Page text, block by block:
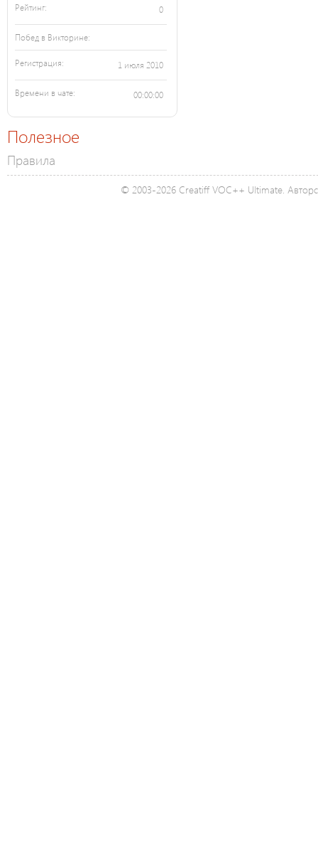
Рейтинг: 0
Побед в Викторине:
Регистрация: 1 июля 2010
Времени в чате: 00:00:00
Полезное
Правила
© 2003-2026 Creatiff VOC++ Ultimate.